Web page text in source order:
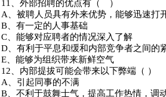
11、外部招聘的优点有（ ）
A、被聘人员具有外来优势，能够迅速打
B、有一定的人事基础
C、能够对应聘者的情况深入了解
D、有利于平息和缓和内部竞争者之间的
E、能够为组织带来新鲜空气
12、内部提拔可能会带来以下弊端（ ）
A、引起同事的不满
B、不利于鼓舞士气，提高工作热情，调